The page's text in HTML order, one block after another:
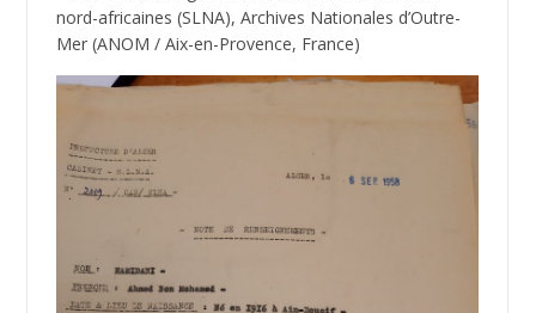
nord-africaines (SLNA), Archives Nationales d’Outre-
Mer (ANOM / Aix-en-Provence, France)